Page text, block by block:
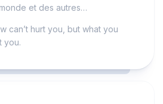
et des autres…
can’t hurt you, but what you
you.